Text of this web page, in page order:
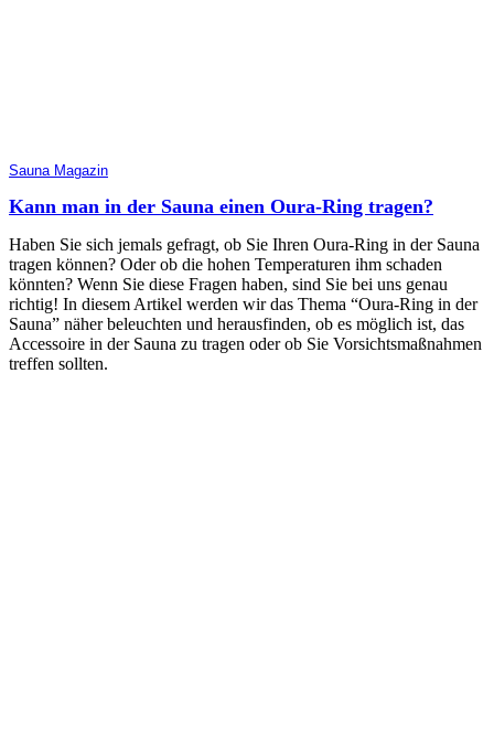
Sauna Magazin
Kann man in der Sauna einen Oura-Ring tragen?
Haben Sie sich jemals gefragt, ob Sie Ihren Oura-Ring in der Sauna
tragen können? Oder ob die hohen Temperaturen ihm schaden
könnten? Wenn Sie diese Fragen haben, sind Sie bei uns genau
richtig! In diesem Artikel werden wir das Thema “Oura-Ring in der
Sauna” näher beleuchten und herausfinden, ob es möglich ist, das
Accessoire in der Sauna zu tragen oder ob Sie Vorsichtsmaßnahmen
treffen sollten.